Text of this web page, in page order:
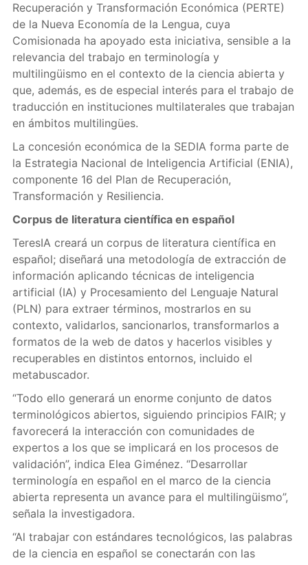
Recuperación y Transformación Económica (PERTE)
de la Nueva Economía de la Lengua, cuya
Comisionada ha apoyado esta iniciativa, sensible a la
relevancia del trabajo en terminología y
multilingüismo en el contexto de la ciencia abierta y
que, además, es de especial interés para el trabajo de
traducción en instituciones multilaterales que trabajan
en ámbitos multilingües.
La concesión económica de la SEDIA forma parte de
la Estrategia Nacional de Inteligencia Artificial (ENIA),
componente 16 del Plan de Recuperación,
Transformación y Resiliencia.
Corpus de literatura científica en español
TeresIA creará un corpus de literatura científica en
español; diseñará una metodología de extracción de
información aplicando técnicas de inteligencia
artificial (IA) y Procesamiento del Lenguaje Natural
(PLN) para extraer términos, mostrarlos en su
contexto, validarlos, sancionarlos, transformarlos a
formatos de la web de datos y hacerlos visibles y
recuperables en distintos entornos, incluido el
metabuscador.
“Todo ello generará un enorme conjunto de datos
terminológicos abiertos, siguiendo principios FAIR; y
favorecerá la interacción con comunidades de
expertos a los que se implicará en los procesos de
validación”, indica Elea Giménez. “Desarrollar
terminología en español en el marco de la ciencia
abierta representa un avance para el multilingüismo”,
señala la investigadora.
“Al trabajar con estándares tecnológicos, las palabras
de la ciencia en español se conectarán con las